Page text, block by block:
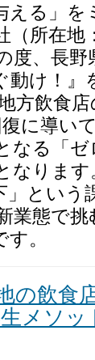
える」
（所在地
度、長
動け！
方飲食
に導い
なる「
なりま
」という
業態で
。
の飲食
メソ